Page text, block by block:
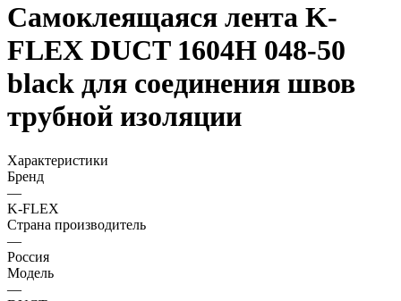
Самоклеящаяся лента K-
FLEX DUCT 1604H 048-50
black для соединения швов
трубной изоляции
Характеристики
Бренд
—
K-FLEX
Страна производитель
—
Россия
Модель
—